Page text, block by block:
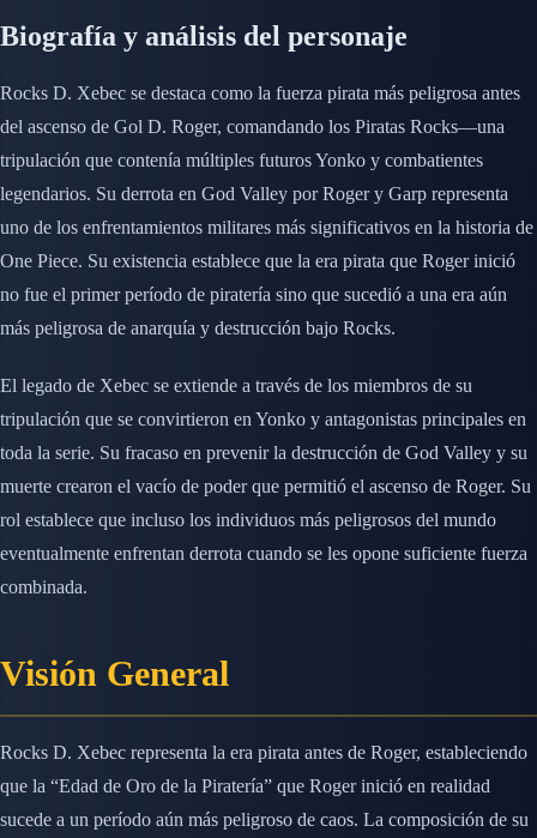
Biografía y análisis del personaje
Rocks D. Xebec se destaca como la fuerza pirata más peligrosa antes
del ascenso de Gol D. Roger, comandando los Piratas Rocks—una
tripulación que contenía múltiples futuros Yonko y combatientes
legendarios. Su derrota en God Valley por Roger y Garp representa
uno de los enfrentamientos militares más significativos en la historia de
One Piece. Su existencia establece que la era pirata que Roger inició
no fue el primer período de piratería sino que sucedió a una era aún
más peligrosa de anarquía y destrucción bajo Rocks.
El legado de Xebec se extiende a través de los miembros de su
tripulación que se convirtieron en Yonko y antagonistas principales en
toda la serie. Su fracaso en prevenir la destrucción de God Valley y su
muerte crearon el vacío de poder que permitió el ascenso de Roger. Su
rol establece que incluso los individuos más peligrosos del mundo
eventualmente enfrentan derrota cuando se les opone suficiente fuerza
combinada.
Visión General
Rocks D. Xebec representa la era pirata antes de Roger, estableciendo
que la “Edad de Oro de la Piratería” que Roger inició en realidad
sucede a un período aún más peligroso de caos. La composición de su